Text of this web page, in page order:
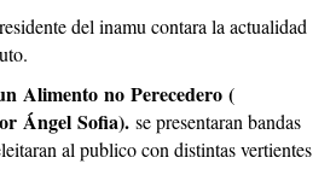
del inamu contara la actualidad
Alimento no Perecedero (
Ángel Sofia). se presentaran bandas
al publico con distintas vertientes